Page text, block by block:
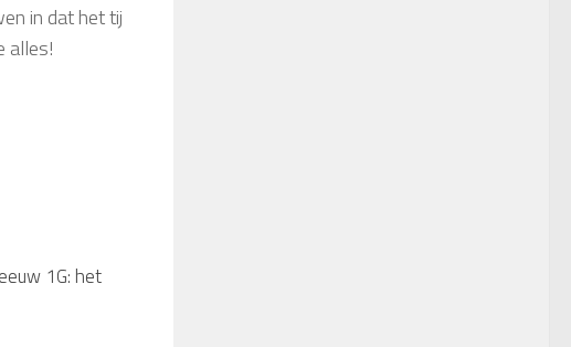
in dat het tij
alles!
1G: het